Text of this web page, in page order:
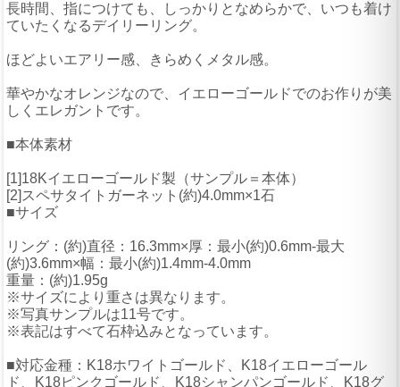
長時間、指につけても、しっかりとなめらかで、いつも着け
ていたくなるデイリーリング。
ほどよいエアリー感、きらめくメタル感。
華やかなオレンジなので、イエローゴールドでのお作りが美
しくエレガントです。
■本体素材
[1]18Kイエローゴールド製（サンプル＝本体）
[2]スペサタイトガーネット(約)4.0mm×1石
■サイズ
リング：(約)直径：16.3mm×厚：最小(約)0.6mm-最大
(約)3.6mm×幅：最小(約)1.4mm-4.0mm
重量：(約)1.95g
※サイズにより重さは異なります。
※写真サンプルは11号です。
※表記はすべて石枠込みとなっています。
■対応金種：K18ホワイトゴールド、K18イエローゴール
ド、K18ピンクゴールド、K18シャンパンゴールド、K18グ